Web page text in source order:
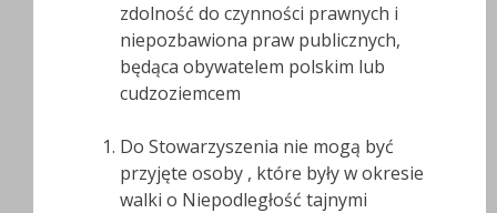
zdolność do czynności prawnych i
niepozbawiona praw publicznych,
będąca obywatelem polskim lub
cudzoziemcem
Do Stowarzyszenia nie mogą być
przyjęte osoby , które były w okresie
walki o Niepodległość tajnymi